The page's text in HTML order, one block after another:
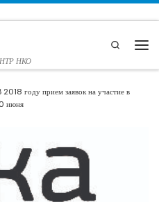
НКО
Search
2018 году прием заявок на участие в
июня